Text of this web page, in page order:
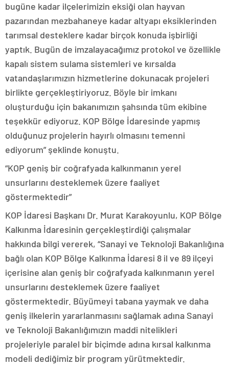
bugüne kadar ilçelerimizin eksiği olan hayvan
pazarından mezbahaneye kadar altyapı eksiklerinden
tarımsal desteklere kadar birçok konuda işbirliği
yaptık. Bugün de imzalayacağımız protokol ve özellikle
kapalı sistem sulama sistemleri ve kırsalda
vatandaşlarımızın hizmetlerine dokunacak projeleri
birlikte gerçekleştiriyoruz. Böyle bir imkanı
oluşturduğu için bakanımızın şahsında tüm ekibine
teşekkür ediyoruz. KOP Bölge İdaresinde yapmış
olduğunuz projelerin hayırlı olmasını temenni
ediyorum” şeklinde konuştu.
“KOP geniş bir coğrafyada kalkınmanın yerel
unsurlarını desteklemek üzere faaliyet
göstermektedir”
KOP İdaresi Başkanı Dr. Murat Karakoyunlu, KOP Bölge
Kalkınma İdaresinin gerçekleştirdiği çalışmalar
hakkında bilgi vererek, “Sanayi ve Teknoloji Bakanlığına
bağlı olan KOP Bölge Kalkınma İdaresi 8 il ve 89 ilçeyi
içerisine alan geniş bir coğrafyada kalkınmanın yerel
unsurlarını desteklemek üzere faaliyet
göstermektedir. Büyümeyi tabana yaymak ve daha
geniş ilkelerin yararlanmasını sağlamak adına Sanayi
ve Teknoloji Bakanlığımızın maddi nitelikleri
projeleriyle paralel bir biçimde adına kırsal kalkınma
modeli dediğimiz bir program yürütmektedir.